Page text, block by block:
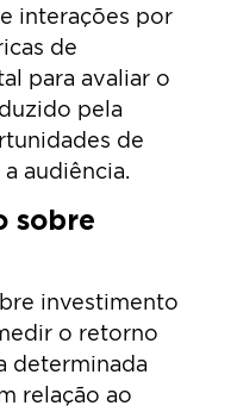
interações por
de
para avaliar o
pela
de
audiência.
sobre
investimento
o retorno
determinada
relação ao